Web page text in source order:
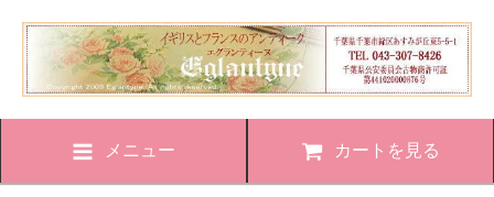
メニュー カートを見る